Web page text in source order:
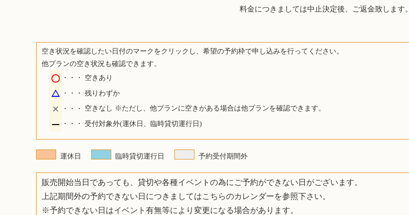
料金につきましては中止決定後、ご返金致します。
空き状況を確認したい日付のマークをクリックし、希望の予約枠で申し込みを行ってください。
他プランの空き状況も確認できます。
・・・
空きあり
・・・ 残りわずか
・・・
空きなし ※ただし、他プランに空きがある場合は他プランを確認できます。
・・・ 受付対象外(運休日、臨時貸切運行日)
運休日 臨時貸切運行日 予約受付期間外
販売開始当日であっても、貸切や各種イベントの為にご予約ができない日がございます。
上記期間外の予約できない日につきましてはこちらのカレンダーを参照下さい。
※予約できない日はイベント有無等により変更になる場合があります。